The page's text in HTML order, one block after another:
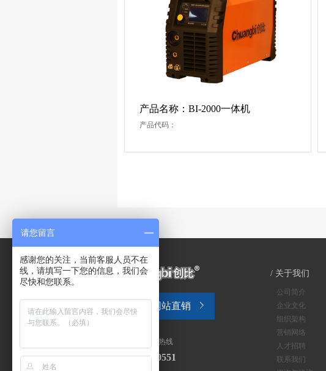
产品名称：BI-2000一体机
产品代码：
网站直销
全国售后服务热线
0571-28130551
/ 关于我们
公司简介
企业文化
组织架构
营销网络
人才招聘
联系我们
请您留言
感谢您的关注，当前客服人员不在
线，请填写一下您的信息，我们会
尽快和您联系。